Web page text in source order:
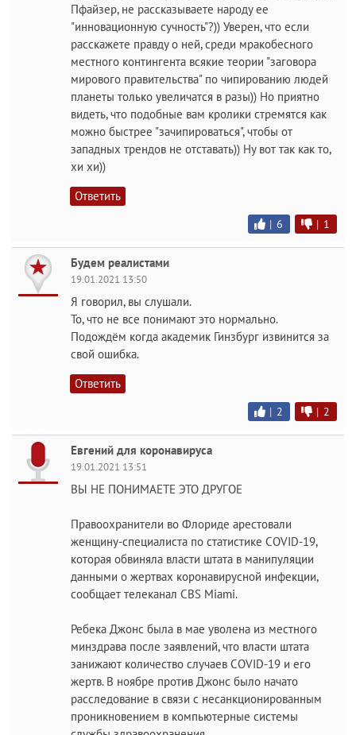
Пфайзер, не рассказываете народу ее
"инновационную сучность"?)) Уверен, что если
расскажете правду о ней, среди мракобесного
местного контингента всякие теории "заговора
мирового правительства" по чипированию людей
планеты только увеличатся в разы)) Но приятно
видеть, что подобные вам кролики стремятся как
можно быстрее "зачипироваться", чтобы от
западных трендов не отставать)) Ну вот так как то,
хи хи))
Ответить
| 6 | 1
Будем реалистами
19.01.2021 13:50
Я говорил, вы слушали.
То, что не все понимают это нормально.
Подождём когда академик Гинзбург извинится за
свой ошибка.
Ответить
| 2 | 2
Евгений для коронавируса
19.01.2021 13:51
ВЫ НЕ ПОНИМАЕТЕ ЭТО ДРУГОЕ
Правоохранители во Флориде арестовали
женщину-специалиста по статистике COVID-19,
которая обвиняла власти штата в манипуляции
данными о жертвах коронавирусной инфекции,
сообщает телеканал CBS Miami.
Ребека Джонс была в мае уволена из местного
минздрава после заявлений, что власти штата
занижают количество случаев COVID-19 и его
жертв. В ноябре против Джонс было начато
расследование в связи с несанкционированным
проникновением в компьютерные системы